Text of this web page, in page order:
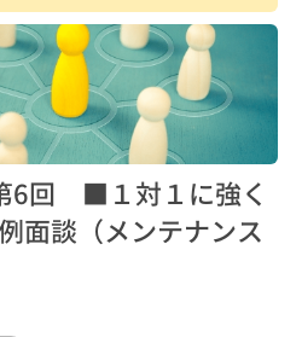
6回 ■１対１に強く
面談（メンテナンス